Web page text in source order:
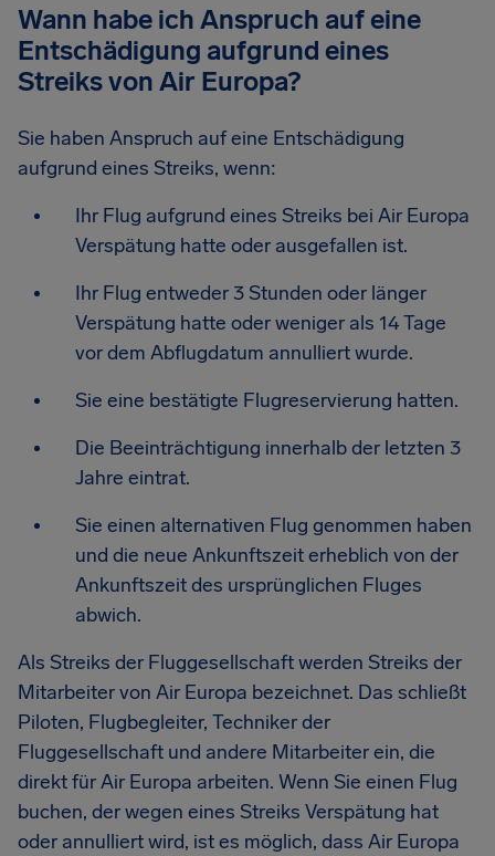
Wann habe ich Anspruch auf eine
Entschädigung aufgrund eines
Streiks von Air Europa?
Sie haben Anspruch auf eine Entschädigung
aufgrund eines Streiks, wenn:
Ihr Flug aufgrund eines Streiks bei Air Europa
Verspätung hatte oder ausgefallen ist.
Ihr Flug entweder 3 Stunden oder länger
Verspätung hatte oder weniger als 14 Tage
vor dem Abflugdatum annulliert wurde.
Sie eine bestätigte Flugreservierung hatten.
Die Beeinträchtigung innerhalb der letzten 3
Jahre eintrat.
Sie einen alternativen Flug genommen haben
und die neue Ankunftszeit erheblich von der
Ankunftszeit des ursprünglichen Fluges
abwich.
Als Streiks der Fluggesellschaft werden Streiks der
Mitarbeiter von Air Europa bezeichnet. Das schließt
Piloten, Flugbegleiter, Techniker der
Fluggesellschaft und andere Mitarbeiter ein, die
direkt für Air Europa arbeiten. Wenn Sie einen Flug
buchen, der wegen eines Streiks Verspätung hat
oder annulliert wird, ist es möglich, dass Air Europa